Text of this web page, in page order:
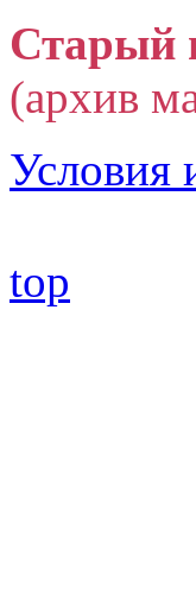
Старый
(архив
Условия
top